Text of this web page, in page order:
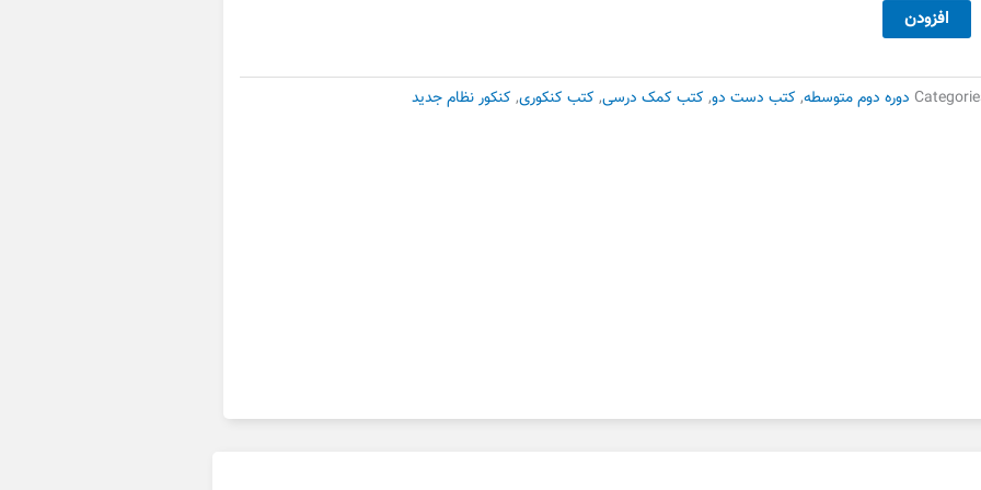
دهم
افزودن
دوره دوم متوسطه, کتب دست دو, کتب کمک درسی, کتب کنکوری, کنکور نظام جدید